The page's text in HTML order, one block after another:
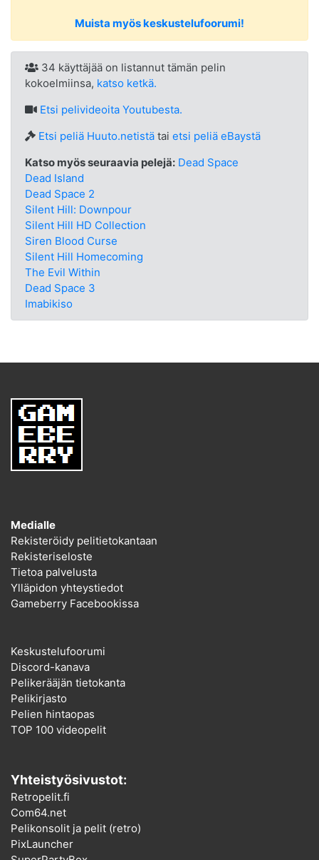
Muista myös keskustelufoorumi!
34 käyttäjää on listannut tämän pelin
kokoelmiinsa, katso ketkä.
Etsi pelivideoita Youtubesta.
Etsi peliä Huuto.netistätai etsi peliä eBaystä
Katso myös seuraavia pelejä: Dead Space
Dead Island
Dead Space 2
Silent Hill: Downpour
Silent Hill HD Collection
Siren Blood Curse
Silent Hill Homecoming
The Evil Within
Dead Space 3
Imabikiso
Medialle
Rekisteröidy pelitietokantaan
Rekisteriseloste
Tietoa palvelusta
Ylläpidon yhteystiedot
Gameberry Facebookissa
Keskustelufoorumi
Discord-kanava
Pelikerääjän tietokanta
Pelikirjasto
Pelien hintaopas
TOP 100 videopelit
Yhteistyösivustot:
Retropelit.fi
Com64.net
Pelikonsolit ja pelit (retro)
PixLauncher